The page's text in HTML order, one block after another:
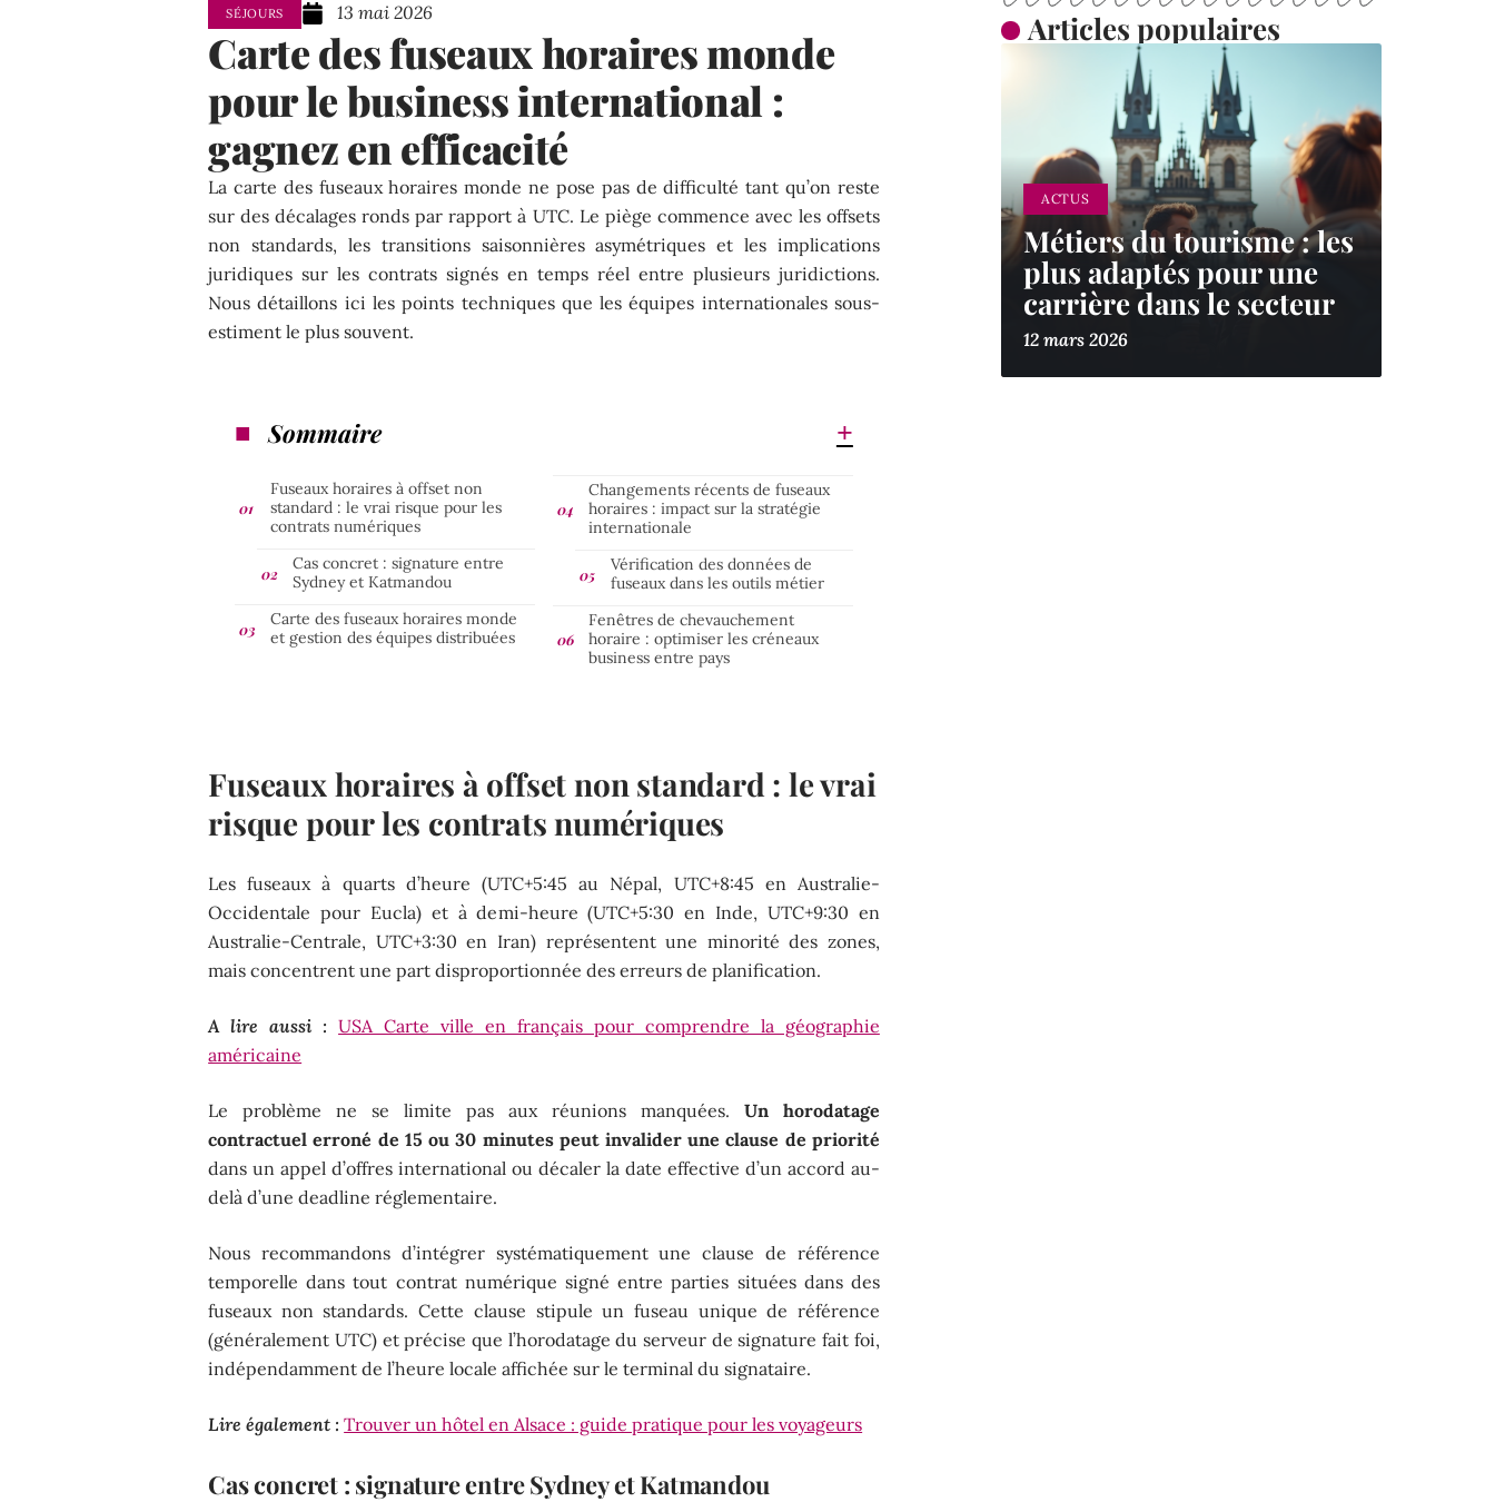
SÉJOURS 13 mai 2026
Carte des fuseaux horaires monde
pour le business international :
gagnez en efficacité
La carte des fuseaux horaires monde ne pose pas de difficulté tant qu’on reste
sur des décalages ronds par rapport à UTC. Le piège commence avec les offsets
non standards, les transitions saisonnières asymétriques et les implications
juridiques sur les contrats signés en temps réel entre plusieurs juridictions.
Nous détaillons ici les points techniques que les équipes internationales sous-
estiment le plus souvent.
Sommaire
Fuseaux horaires à offset non
standard : le vrai risque pour les
contrats numériques
Cas concret : signature entre
Sydney et Katmandou
Carte des fuseaux horaires monde
et gestion des équipes distribuées
Changements récents de fuseaux
horaires : impact sur la stratégie
internationale
Vérification des données de
fuseaux dans les outils métier
Fenêtres de chevauchement
horaire : optimiser les créneaux
business entre pays
Fuseaux horaires à offset non standard : le vrai
risque pour les contrats numériques
Les fuseaux à quarts d’heure (UTC+5:45 au Népal, UTC+8:45 en Australie-
Occidentale pour Eucla) et à demi-heure (UTC+5:30 en Inde, UTC+9:30 en
Australie-Centrale, UTC+3:30 en Iran) représentent une minorité des zones,
mais concentrent une part disproportionnée des erreurs de planification.
A lire aussi : USA Carte ville en français pour comprendre la géographie
américaine
Le problème ne se limite pas aux réunions manquées. Un horodatage
contractuel erroné de 15 ou 30 minutes peut invalider une clause de priorité
dans un appel d’offres international ou décaler la date effective d’un accord au-
delà d’une deadline réglementaire.
Nous recommandons d’intégrer systématiquement une clause de référence
temporelle dans tout contrat numérique signé entre parties situées dans des
fuseaux non standards. Cette clause stipule un fuseau unique de référence
(généralement UTC) et précise que l’horodatage du serveur de signature fait foi,
indépendamment de l’heure locale affichée sur le terminal du signataire.
Lire également : Trouver un hôtel en Alsace : guide pratique pour les voyageurs
Cas concret : signature entre Sydney et Katmandou
Articles populaires
ACTUS
Métiers du tourisme : les
plus adaptés pour une
carrière dans le secteur
12 mars 2026